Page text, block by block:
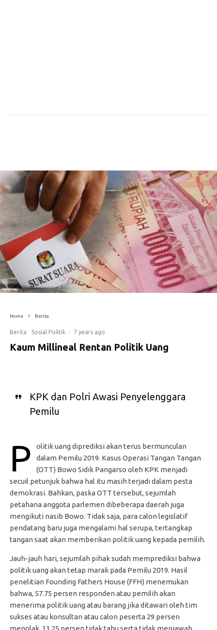
Home Berita
Berita Sosial Politik · 7 years ago
Kaum Millineal Rentan Politik Uang
KPK dan Polri Awasi Penyelenggara
Pemilu
P
olitik uang diprediksi akan terus bermunculan
dalam Pemilu 2019. Kasus Operasi Tangan Tangan
(OTT) Bowo Sidik Pangarso oleh KPK menjadi
secuil petunjuk bahwa hal itu masih terjadi dalam pesta
demokrasi. Bahkan, paska OTT tersebut, sejumlah
petahana anggota parlemen dibeberapa daerah juga
mengikuti nasib Bowo. Tidak saja, para calon legislatif
pendatang baru juga mengalami hal serupa, tertangkap
tangan saat akan memberikan politik uang kepada pemilih.
Jauh-jauh hari, sejumlah pihak sudah memprediksi bahwa
politik uang akan tetap marak pada Pemilu 2019. Hasil
penelitian Founding Fathers House (FFH) menemukan
bahwa, 57.75 persen responden atau pemilih akan
menerima politik uang atau barang jika ditawari oleh tim
sukses atau konsultan atau calon peserta 29 persen
menolak. 13.25 persen tidak tahu serta tidak menjawab.